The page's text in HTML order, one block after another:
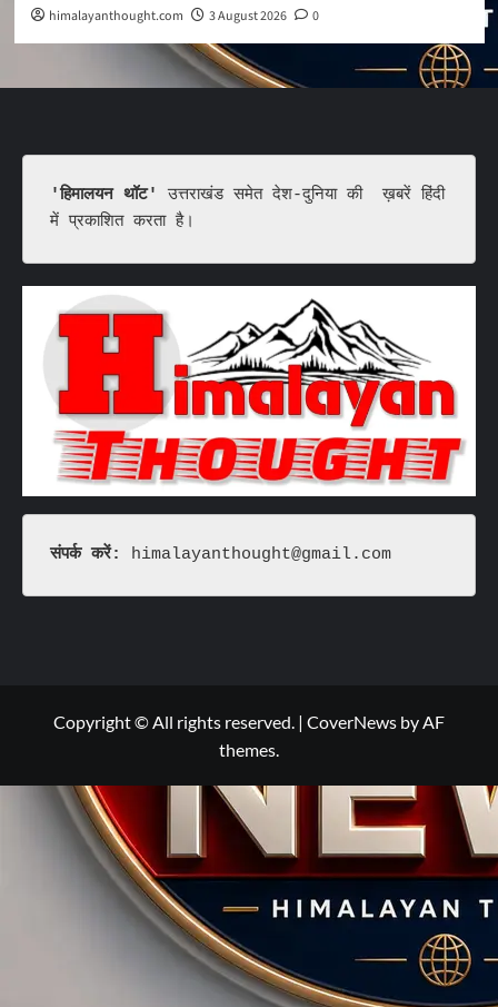
himalayanthought.com 3 August 2026 0
'हिमालयन थॉट'
उत्तराखंड समेत देश-दुनिया की  ख़बरें हिंदी
में प्रकाशित करता है।
संपर्क करें: himalayanthought@gmail.com
Copyright © All rights reserved. | CoverNews by AF
themes.